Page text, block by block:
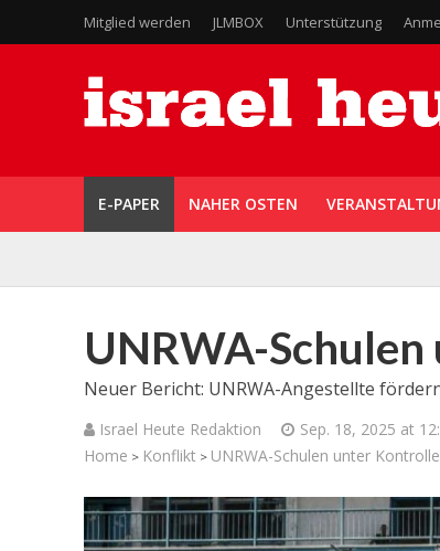
Mitglied werden JLMBOX Unterstützung
E-PAPER NAHER OSTEN
UNRWA-
Neuer Bericht: UNRWA-Angestellte
Israel Heute Redaktion Sep. 18, 2025 at
Home > Konflikt > UNRWA-Schulen unter